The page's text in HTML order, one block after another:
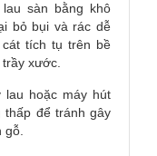
sàn bằng khô
bỏ bụi và rác dễ
tích tụ trên bề
xước.
lau hoặc máy hút
thấp để tránh gây